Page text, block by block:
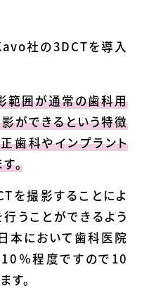
社の3DCTを導入
範囲が通常の歯科用
影ができるという特徴
歯科やインプラント
。
を撮影することによ
うことができるよう
本において歯科医院
％程度ですので10
す。